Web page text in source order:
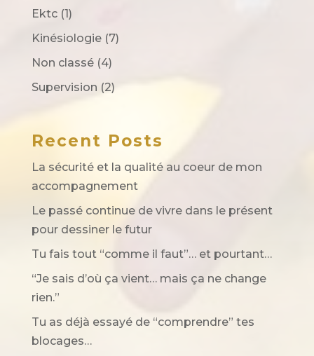
Ektc(1)
Kinésiologie(7)
Non classé(4)
Supervision (2)
Recent Posts
La sécurité et la qualité au coeur de mon
accompagnement
Le passé continue de vivre dans le présent
pour dessiner le futur
Tu fais tout “comme il faut”… et pourtant…
“Je sais d’où ça vient… mais ça ne change
rien.”
Tu as déjà essayé de “comprendre” tes
blocages…